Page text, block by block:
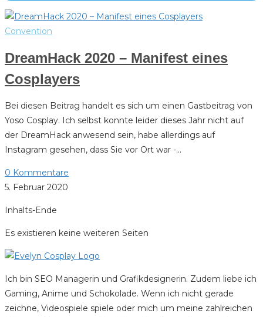
Convention
DreamHack 2020 – Manifest eines
Cosplayers
Bei diesen Beitrag handelt es sich um einen Gastbeitrag von
Yoso Cosplay. Ich selbst konnte leider dieses Jahr nicht auf
der DreamHack anwesend sein, habe allerdings auf
Instagram gesehen, dass Sie vor Ort war -…
0 Kommentare
5. Februar 2020
Inhalts-Ende
Es existieren keine weiteren Seiten
Ich bin SEO Managerin und Grafikdesignerin. Zudem liebe ich
Gaming, Anime und Schokolade. Wenn ich nicht gerade
zeichne, Videospiele spiele oder mich um meine zahlreichen